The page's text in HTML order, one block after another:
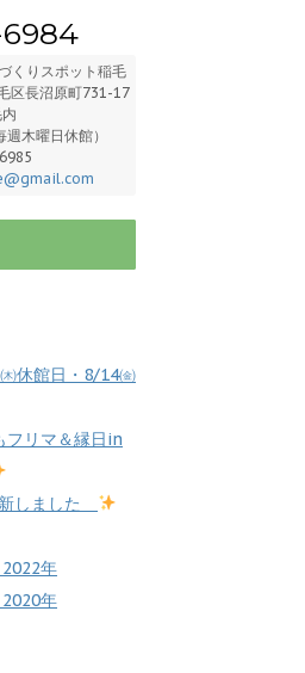
くりスポット稲毛
区長沼原町731-17
木曜日休館）
休館日・8/14㈮
フリマ＆縁日in
しました
年
年